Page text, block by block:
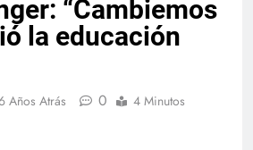
“Cambiemos
la educación
Años Atrás 0 4 Minutos